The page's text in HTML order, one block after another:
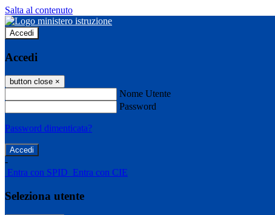
Salta al contenuto
Accedi
Accedi
button close ×
Nome Utente
Password
Password dimenticata?
-
Entra con SPID Entra con CIE
Seleziona utente